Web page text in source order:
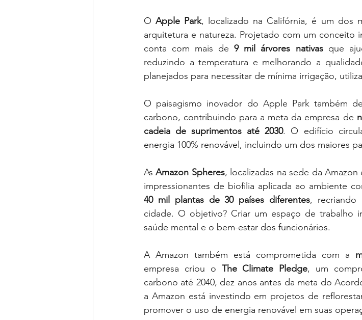
O Apple Park, localizado na Califórnia, é um dos
arquitetura e natureza. Projetado com um conceito
conta com mais de 9 mil árvores nativas que
reduzindo a temperatura e melhorando a
planejados para necessitar de mínima irrigação,
O paisagismo inovador do Apple Park também
carbono, contribuindo para a meta da empresa de
cadeia de suprimentos até 2030. O edifício
energia 100% renovável, incluindo um dos maiores
As Amazon Spheres, localizadas na sede da
impressionantes de biofilia aplicada ao ambiente
40 mil plantas de 30 países diferentes, recriando
cidade. O objetivo? Criar um espaço de trabalho
saúde mental e o bem-estar dos funcionários.
A Amazon também está comprometida com a
empresa criou o The Climate Pledge, um
carbono até 2040, dez anos antes da meta do
a Amazon está investindo em projetos de
promover o uso de energia renovável em suas